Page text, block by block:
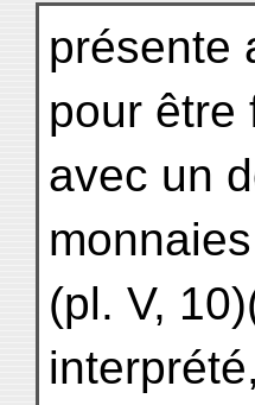
présente
pour être
avec un
(pl. V,